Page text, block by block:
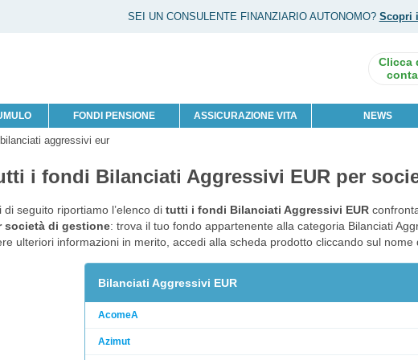
SEI UN CONSULENTE FINANZIARIO AUTONOMO? Scopri
FONDI PENSIONE ASSICURAZIONE VITA NEWS
aggressivi eur
i fondi Bilanciati Aggressivi EUR per
di seguito riportiamo l’elenco di tutti i fondi Bilanciati Aggressivi EUR
società di gestione: trova il tuo fondo appartenente alla categoria Bilanciati
ulteriori informazioni in merito, accedi alla scheda prodotto cliccando sul nome
Bilanciati Aggressivi EUR
AcomeA
Azimut